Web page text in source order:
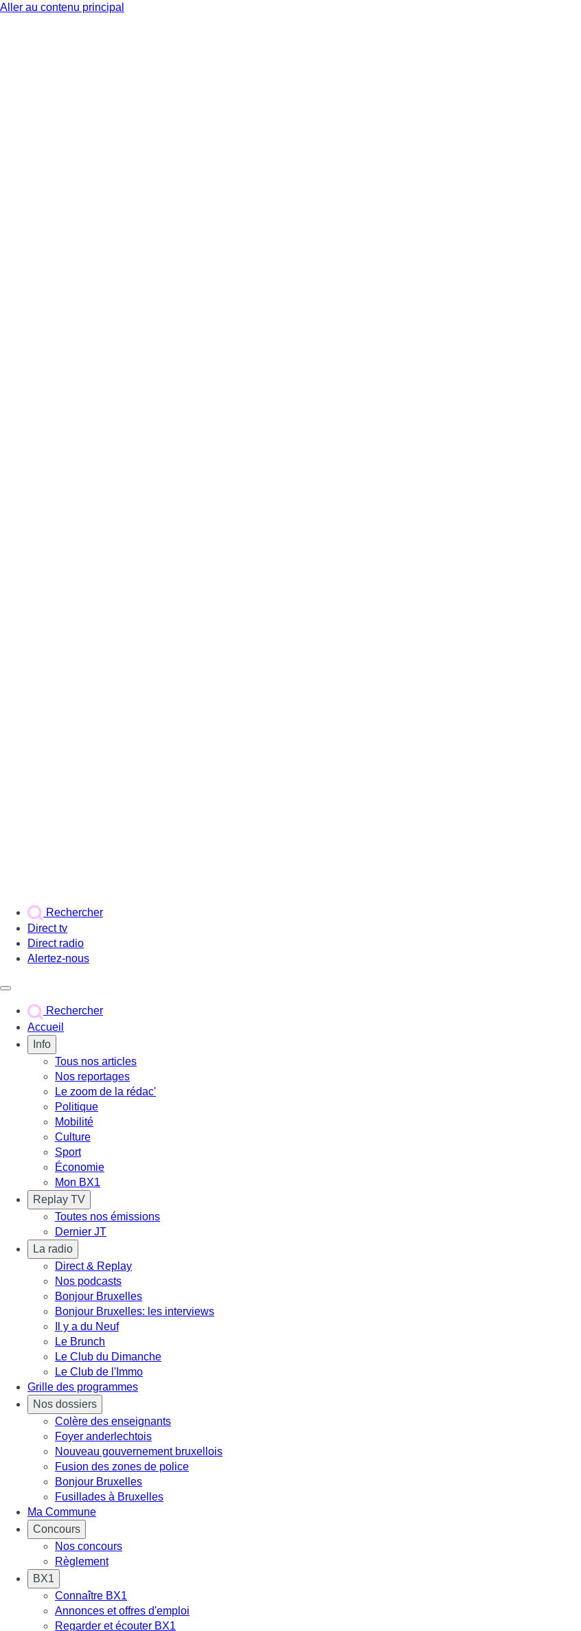
Aller au contenu principal
Rechercher
Direct tv
Direct radio
Alertez-nous
Rechercher
Accueil
Info
Tous nos articles
Nos reportages
Le zoom de la rédac'
Politique
Mobilité
Culture
Sport
Économie
Mon BX1
Replay TV
Toutes nos émissions
Dernier JT
La radio
Direct & Replay
Nos podcasts
Bonjour Bruxelles
Bonjour Bruxelles: les interviews
Il y a du Neuf
Le Brunch
Le Club du Dimanche
Le Club de l'Immo
Grille des programmes
Nos dossiers
Colère des enseignants
Foyer anderlechtois
Nouveau gouvernement bruxellois
Fusion des zones de police
Bonjour Bruxelles
Fusillades à Bruxelles
Ma Commune
Concours
Nos concours
Règlement
BX1
Connaître BX1
Annonces et offres d'emploi
Regarder et écouter BX1